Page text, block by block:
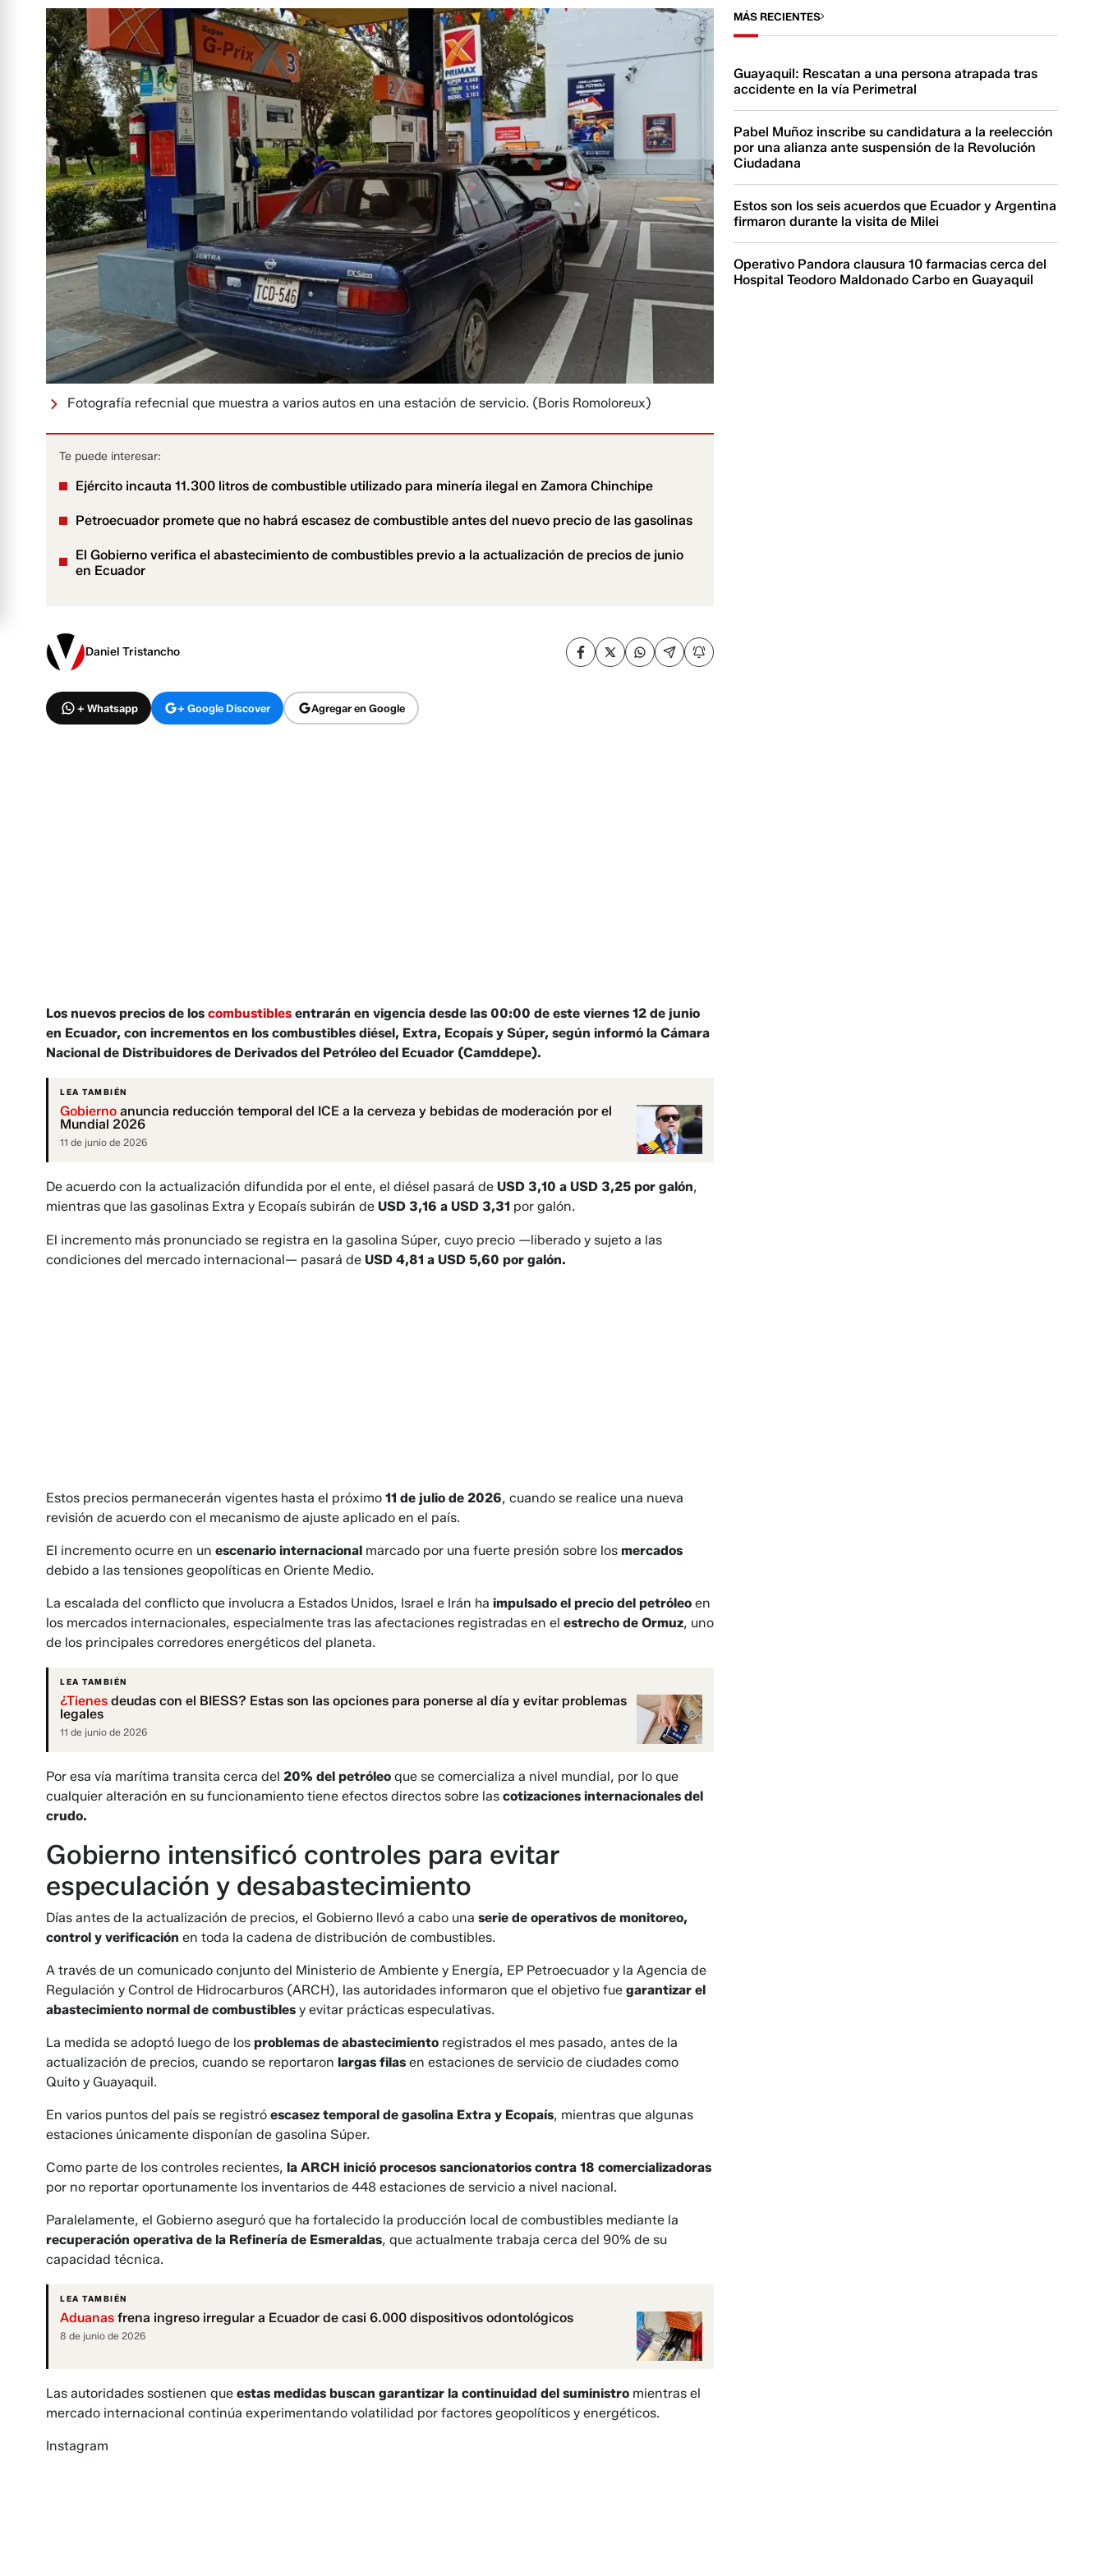
Fotografía refecnial que muestra a varios autos en una estación de servicio. (Boris Romoloreux)
Te puede interesar:
Ejército incauta 11.300 litros de combustible utilizado para minería ilegal en Zamora Chinchipe
Petroecuador promete que no habrá escasez de combustible antes del nuevo precio de las gasolinas
El Gobierno verifica el abastecimiento de combustibles previo a la actualización de precios de junio
en Ecuador
Daniel Tristancho
+ Whatsapp + Google Discover Agregar en Google
Los nuevos precios de los combustibles entrarán en vigencia desde las 00:00 de este viernes 12 de junio
en Ecuador, con incrementos en los combustibles diésel, Extra, Ecopaís y Súper, según informó la Cámara
Nacional de Distribuidores de Derivados del Petróleo del Ecuador (Camddepe).
LEA TAMBIÉN
Gobierno anuncia reducción temporal del ICE a la cerveza y bebidas de moderación por el
Mundial 2026
11 de junio de 2026
De acuerdo con la actualización difundida por el ente, el diésel pasará de USD 3,10 a USD 3,25 por galón,
mientras que las gasolinas Extra y Ecopaís subirán de USD 3,16 a USD 3,31 por galón.
El incremento más pronunciado se registra en la gasolina Súper, cuyo precio —liberado y sujeto a las
condiciones del mercado internacional— pasará de USD 4,81 a USD 5,60 por galón.
Estos precios permanecerán vigentes hasta el próximo 11 de julio de 2026, cuando se realice una nueva
revisión de acuerdo con el mecanismo de ajuste aplicado en el país.
El incremento ocurre en un escenario internacional marcado por una fuerte presión sobre los mercados
debido a las tensiones geopolíticas en Oriente Medio.
La escalada del conflicto que involucra a Estados Unidos, Israel e Irán ha impulsado el precio del petróleo en
los mercados internacionales, especialmente tras las afectaciones registradas en el estrecho de Ormuz, uno
de los principales corredores energéticos del planeta.
LEA TAMBIÉN
¿Tienes deudas con el BIESS? Estas son las opciones para ponerse al día y evitar problemas
legales
11 de junio de 2026
Por esa vía marítima transita cerca del 20% del petróleo que se comercializa a nivel mundial, por lo que
cualquier alteración en su funcionamiento tiene efectos directos sobre las cotizaciones internacionales del
crudo.
Gobierno intensificó controles para evitar
especulación y desabastecimiento
Días antes de la actualización de precios, el Gobierno llevó a cabo una serie de operativos de monitoreo,
control y verificación en toda la cadena de distribución de combustibles.
A través de un comunicado conjunto del Ministerio de Ambiente y Energía, EP Petroecuador y la Agencia de
Regulación y Control de Hidrocarburos (ARCH), las autoridades informaron que el objetivo fue garantizar el
abastecimiento normal de combustibles y evitar prácticas especulativas.
La medida se adoptó luego de los problemas de abastecimiento registrados el mes pasado, antes de la
actualización de precios, cuando se reportaron largas filas en estaciones de servicio de ciudades como
Quito y Guayaquil.
En varios puntos del país se registró escasez temporal de gasolina Extra y Ecopaís, mientras que algunas
estaciones únicamente disponían de gasolina Súper.
Como parte de los controles recientes, la ARCH inició procesos sancionatorios contra 18 comercializadoras
por no reportar oportunamente los inventarios de 448 estaciones de servicio a nivel nacional.
Paralelamente, el Gobierno aseguró que ha fortalecido la producción local de combustibles mediante la
recuperación operativa de la Refinería de Esmeraldas, que actualmente trabaja cerca del 90% de su
capacidad técnica.
LEA TAMBIÉN
Aduanas frena ingreso irregular a Ecuador de casi 6.000 dispositivos odontológicos
8 de junio de 2026
Las autoridades sostienen que estas medidas buscan garantizar la continuidad del suministro mientras el
mercado internacional continúa experimentando volatilidad por factores geopolíticos y energéticos.
Instagram
MÁS RECIENTES
Guayaquil: Rescatan a una persona atrapada tras
accidente en la vía Perimetral
Pabel Muñoz inscribe su candidatura a la reelección
por una alianza ante suspensión de la Revolución
Ciudadana
Estos son los seis acuerdos que Ecuador y Argentina
firmaron durante la visita de Milei
Operativo Pandora clausura 10 farmacias cerca del
Hospital Teodoro Maldonado Carbo en Guayaquil